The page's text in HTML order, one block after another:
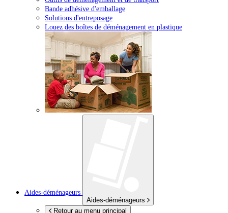
Bande adhésive d'emballage
Solutions d'entreposage
Louez des boîtes de déménagement en plastique
Aides-déménageurs
Aides-déménageurs
Retour au menu principal